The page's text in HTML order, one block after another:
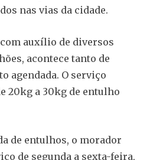
nas vias da cidade.
auxílio de diversos
acontece tanto de
agendada. O serviço
20kg a 30kg de entulho
de entulhos, o morador
de segunda a sexta-feira,